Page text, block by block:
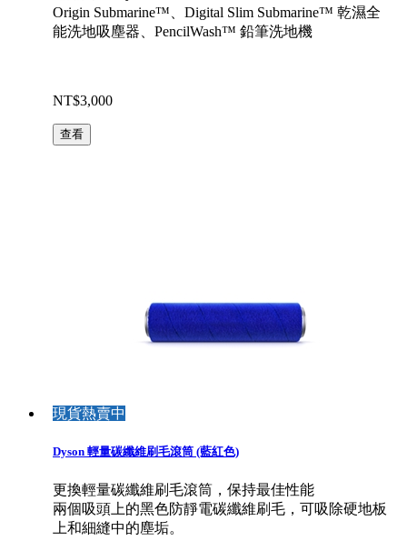
Origin Submarine™、Digital Slim Submarine™ 乾濕全
能洗地吸塵器、PencilWash™ 鉛筆洗地機
NT$3,000
查看
現貨熱賣中
Dyson 輕量碳纖維刷毛滾筒 (藍紅色)
更換輕量碳纖維刷毛滾筒，保持最佳性能
兩個吸頭上的黑色防靜電碳纖維刷毛，可吸除硬地板
上和細縫中的塵垢。